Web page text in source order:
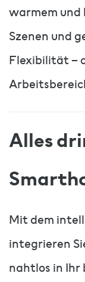
warmem und
Szenen und
Flexibilität –
Alles
Mit dem
integrieren
nahtlos in Ihr